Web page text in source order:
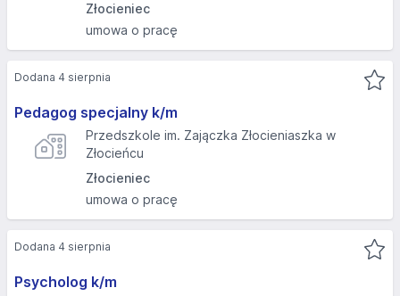
Złocieniec
umowa o pracę
Pedagog specjalny k/m
Przedszkole im. Zajączka Złocieniaszka w
Złocieńcu
Złocieniec
umowa o pracę
Dodana 4 sierpnia
Psycholog k/m
Dodana 4 sierpnia